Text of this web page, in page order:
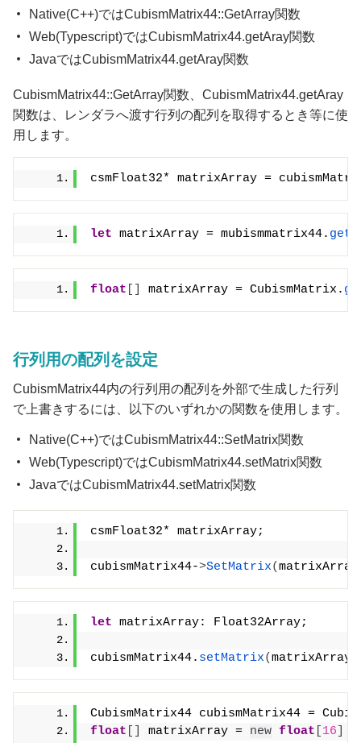
Native(C++)ではCubismMatrix44::GetArray関数
Web(Typescript)ではCubismMatrix44.getAray関数
JavaではCubismMatrix44.getAray関数
CubismMatrix44::GetArray関数、CubismMatrix44.getAray
関数は、レンダラへ渡す行列の配列を取得するとき等に使
用します。
csmFloat32* matrixArray =
let matrixArray = mubismmatrix44.
float matrixArray = CubismMatrix.
行列用の配列を設定
CubismMatrix44内の行列用の配列を外部で生成した行列
で上書きするには、以下のいずれかの関数を使用します。
Native(C++)ではCubismMatrix44::SetMatrix関数
Web(Typescript)ではCubismMatrix44.setMatrix関数
JavaではCubismMatrix44.setMatrix関数
csmFloat32* matrixArray;
cubismMatrix44->SetMatrix(matrixArray
let matrixArray: Float32Array;
cubismMatrix44. setMatrix(matrixArray
CubismMatrix44 cubismMatrix44 =
float
matrixArray = new float 16